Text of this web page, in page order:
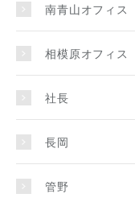
南青山オフィス
相模原オフィス
社長
長岡
管野